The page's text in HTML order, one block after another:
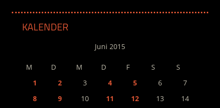
KALENDER
Juni 2015
M D M D F S
S
1
2 3 4 5 6
7
8
9 10 11 12 13
14